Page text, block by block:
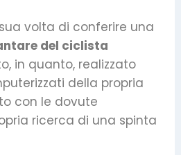
volta di conferire una
del ciclista
in quanto, realizzato
della propria
con le dovute
ricerca di una spinta